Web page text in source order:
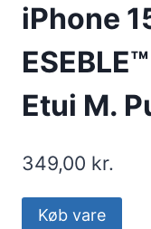
iPhone
Etui M.
349,00 kr.
Køb vare